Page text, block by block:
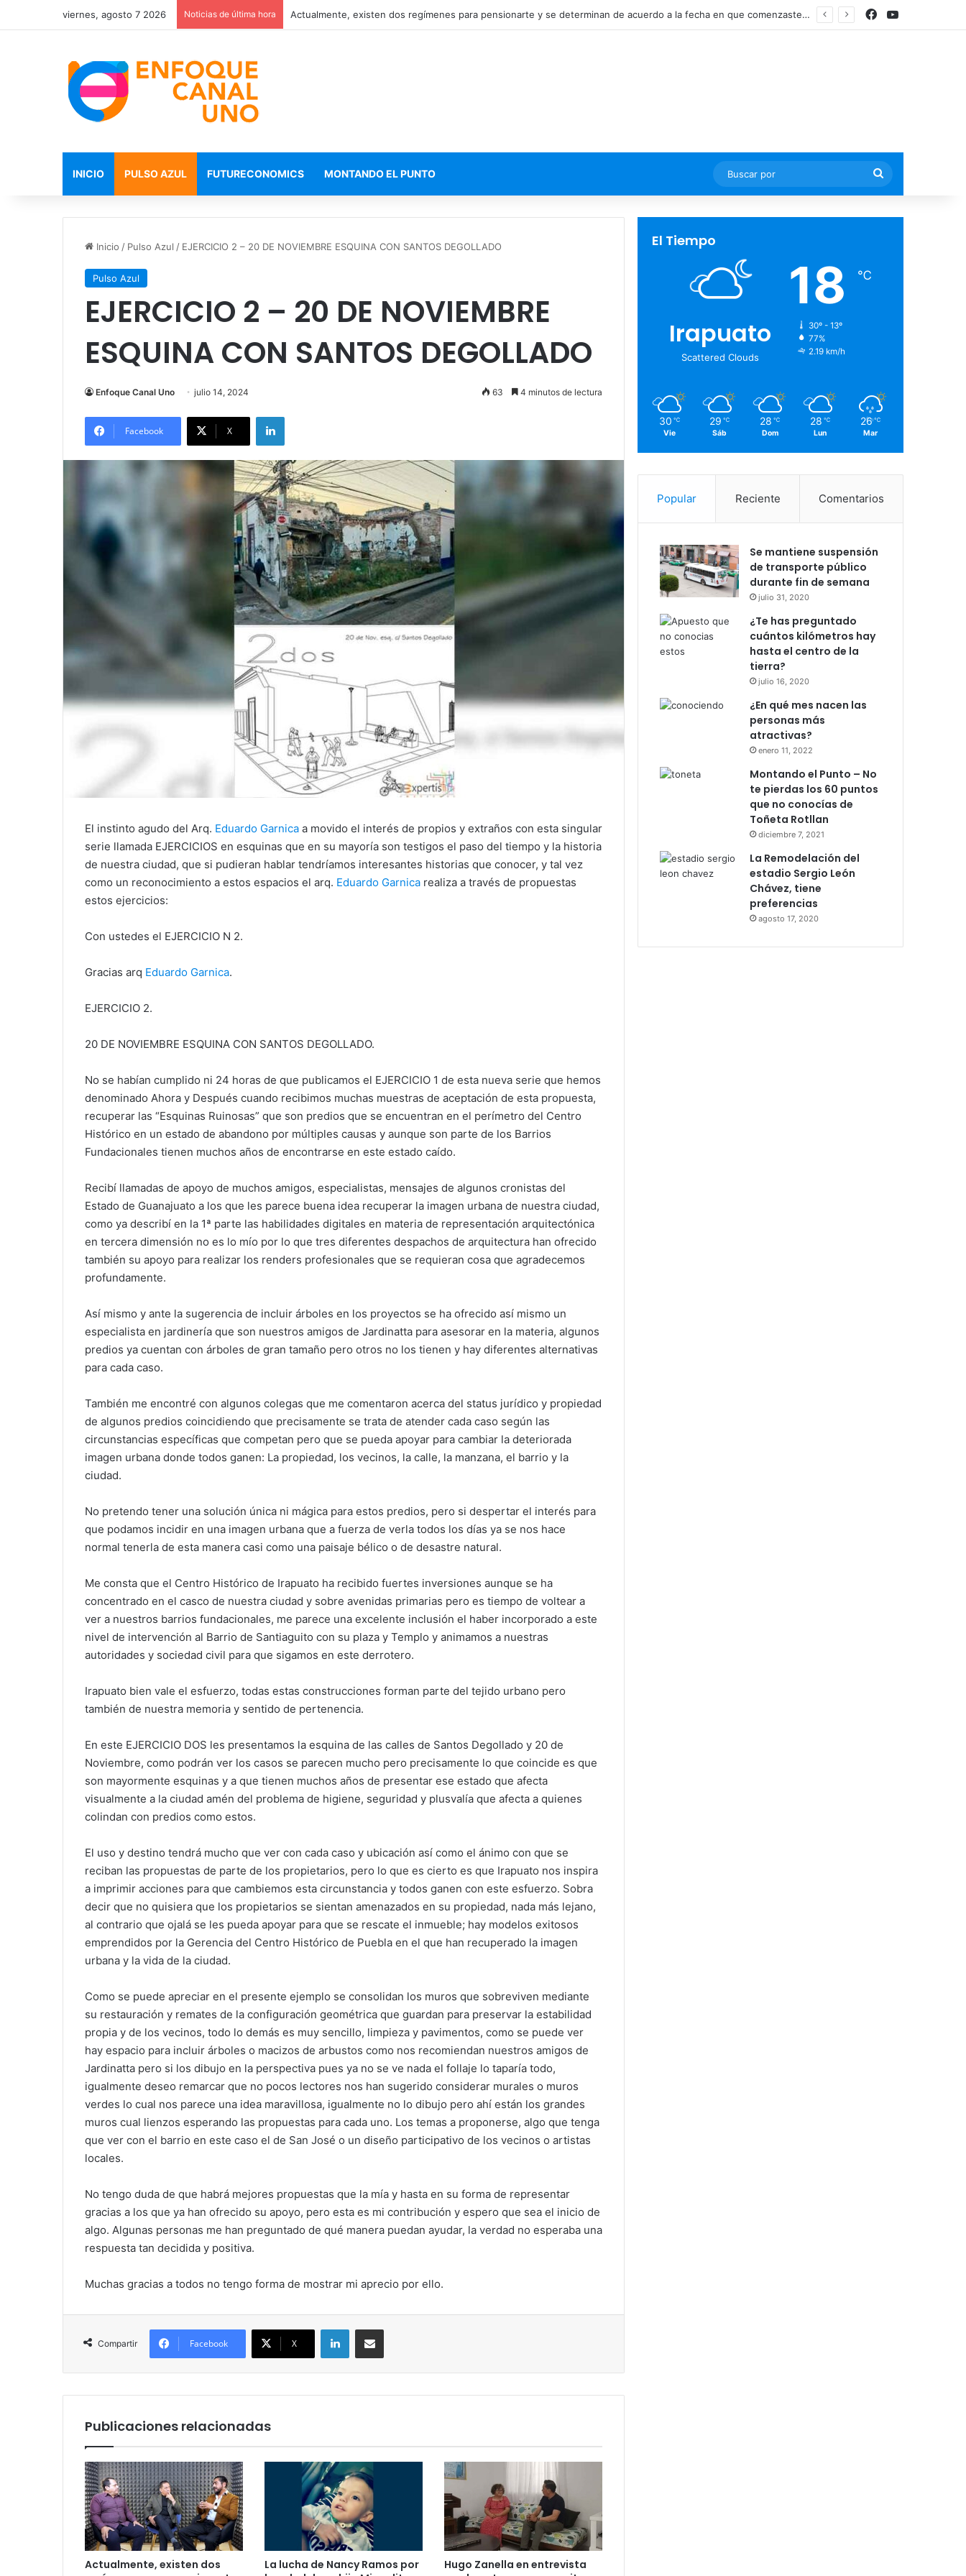
viernes, agosto 7 2026 Noticias de última hora Actualmente, existen dos regímenes para pensionarte y se determinan de acuerdo a la fecha en que comenzaste tus cotizaciones ante el IMSS Facebook
YouTube
INICIO PULSO AZUL FUTURECONOMICS MONTANDO EL PUNTO
Buscar
por
Inicio / Pulso Azul / EJERCICIO 2 – 20 DE NOVIEMBRE ESQUINA CON SANTOS DEGOLLADO
Pulso Azul
EJERCICIO 2 – 20 DE NOVIEMBRE
ESQUINA CON SANTOS DEGOLLADO
Enfoque Canal Uno julio 14, 2024 63 4 minutos de lectura
Facebook X
LinkedIn
El instinto agudo del Arq. Eduardo Garnica a movido el interés de propios y extraños con esta singular
serie llamada EJERCICIOS en esquinas que en su mayoría son testigos el paso del tiempo y la historia
de nuestra ciudad, que si pudieran hablar tendríamos interesantes historias que conocer, y tal vez
como un reconocimiento a estos espacios el arq. Eduardo Garnica realiza a través de propuestas
estos ejercicios:
Con ustedes el EJERCICIO N 2.
Gracias arq Eduardo Garnica.
EJERCICIO 2.
20 DE NOVIEMBRE ESQUINA CON SANTOS DEGOLLADO.
No se habían cumplido ni 24 horas de que publicamos el EJERCICIO 1 de esta nueva serie que hemos
denominado Ahora y Después cuando recibimos muchas muestras de aceptación de esta propuesta,
recuperar las “Esquinas Ruinosas” que son predios que se encuentran en el perímetro del Centro
Histórico en un estado de abandono por múltiples causas y aunque son parte de los Barrios
Fundacionales tienen muchos años de encontrarse en este estado caído.
Recibí llamadas de apoyo de muchos amigos, especialistas, mensajes de algunos cronistas del
Estado de Guanajuato a los que les parece buena idea recuperar la imagen urbana de nuestra ciudad,
como ya describí en la 1ª parte las habilidades digitales en materia de representación arquitectónica
en tercera dimensión no es lo mío por lo que tres diferentes despachos de arquitectura han ofrecido
también su apoyo para realizar los renders profesionales que se requieran cosa que agradecemos
profundamente.
Así mismo y ante la sugerencia de incluir árboles en los proyectos se ha ofrecido así mismo un
especialista en jardinería que son nuestros amigos de Jardinatta para asesorar en la materia, algunos
predios ya cuentan con árboles de gran tamaño pero otros no los tienen y hay diferentes alternativas
para cada caso.
También me encontré con algunos colegas que me comentaron acerca del status jurídico y propiedad
de algunos predios coincidiendo que precisamente se trata de atender cada caso según las
circunstancias específicas que competan pero que se pueda apoyar para cambiar la deteriorada
imagen urbana donde todos ganen: La propiedad, los vecinos, la calle, la manzana, el barrio y la
ciudad.
No pretendo tener una solución única ni mágica para estos predios, pero si despertar el interés para
que podamos incidir en una imagen urbana que a fuerza de verla todos los días ya se nos hace
normal tenerla de esta manera casi como una paisaje bélico o de desastre natural.
Me consta que el Centro Histórico de Irapuato ha recibido fuertes inversiones aunque se ha
concentrado en el casco de nuestra ciudad y sobre avenidas primarias pero es tiempo de voltear a
ver a nuestros barrios fundacionales, me parece una excelente inclusión el haber incorporado a este
nivel de intervención al Barrio de Santiaguito con su plaza y Templo y animamos a nuestras
autoridades y sociedad civil para que sigamos en este derrotero.
Irapuato bien vale el esfuerzo, todas estas construcciones forman parte del tejido urbano pero
también de nuestra memoria y sentido de pertenencia.
En este EJERCICIO DOS les presentamos la esquina de las calles de Santos Degollado y 20 de
Noviembre, como podrán ver los casos se parecen mucho pero precisamente lo que coincide es que
son mayormente esquinas y a que tienen muchos años de presentar ese estado que afecta
visualmente a la ciudad amén del problema de higiene, seguridad y plusvalía que afecta a quienes
colindan con predios como estos.
El uso y destino tendrá mucho que ver con cada caso y ubicación así como el ánimo con que se
reciban las propuestas de parte de los propietarios, pero lo que es cierto es que Irapuato nos inspira
a imprimir acciones para que cambiemos esta circunstancia y todos ganen con este esfuerzo. Sobra
decir que no quisiera que los propietarios se sientan amenazados en su propiedad, nada más lejano,
al contrario que ojalá se les pueda apoyar para que se rescate el inmueble; hay modelos exitosos
emprendidos por la Gerencia del Centro Histórico de Puebla en el que han recuperado la imagen
urbana y la vida de la ciudad.
Como se puede apreciar en el presente ejemplo se consolidan los muros que sobreviven mediante
su restauración y remates de la configuración geométrica que guardan para preservar la estabilidad
propia y de los vecinos, todo lo demás es muy sencillo, limpieza y pavimentos, como se puede ver
hay espacio para incluir árboles o macizos de arbustos como nos recomiendan nuestros amigos de
Jardinatta pero si los dibujo en la perspectiva pues ya no se ve nada el follaje lo taparía todo,
igualmente deseo remarcar que no pocos lectores nos han sugerido considerar murales o muros
verdes lo cual nos parece una idea maravillosa, igualmente no lo dibujo pero ahí están los grandes
muros cual lienzos esperando las propuestas para cada uno. Los temas a proponerse, algo que tenga
que ver con el barrio en este caso el de San José o un diseño participativo de los vecinos o artistas
locales.
No tengo duda de que habrá mejores propuestas que la mía y hasta en su forma de representar
gracias a los que ya han ofrecido su apoyo, pero esta es mi contribución y espero que sea el inicio de
algo. Algunas personas me han preguntado de qué manera puedan ayudar, la verdad no esperaba una
respuesta tan decidida y positiva.
Muchas gracias a todos no tengo forma de mostrar mi aprecio por ello.
Compartir Facebook X
LinkedInCompartir por correo electrónico
Publicaciones relacionadas
Actualmente, existen dos
La lucha de Nancy Ramos por
Hugo Zanella en entrevista
El Tiempo
Irapuato
Scattered Clouds
18 ℃
30º - 13º
77%
2.19 km/h
30 ℃
Vie
29 ℃
Sáb
28 ℃
Dom
28 ℃
Lun
26 ℃
Mar
Popular Reciente Comentarios
Se mantiene suspensión
de transporte público
durante fin de semana
julio 31, 2020
¿Te has preguntado
cuántos kilómetros hay
hasta el centro de la
tierra?
julio 16, 2020
¿En qué mes nacen las
personas más
atractivas?
enero 11, 2022
Montando el Punto – No
te pierdas los 60 puntos
que no conocías de
Toñeta Rotllan
diciembre 7, 2021
La Remodelación del
estadio Sergio León
Chávez, tiene
preferencias
agosto 17, 2020